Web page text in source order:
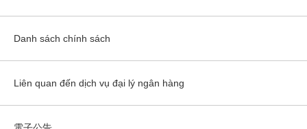
Danh sách chính sách
Liên quan đến dịch vụ đại lý ngân hàng